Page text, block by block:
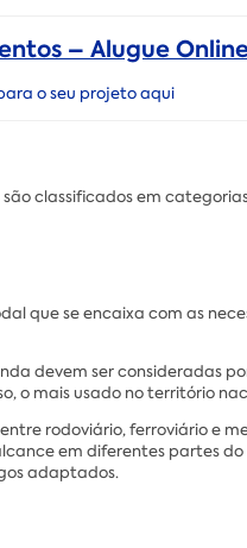
– Alugue
o seu projeto aqui
classificados em
que se encaixa com as
devem ser consideradas
o mais usado no território
rodoviário, ferroviário e
em diferentes partes
adaptados.